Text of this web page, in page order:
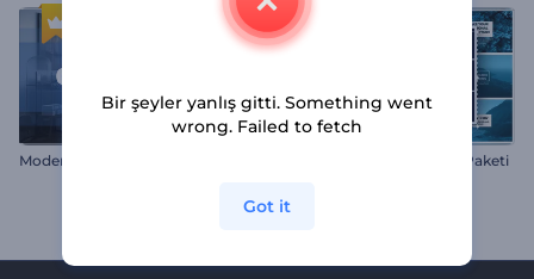
Modern Kurumsal Sunum Sade Başlıklar Animasyon Paketi
Bir şeyler yanlış gitti. Something went
wrong. Failed to fetch
Got it